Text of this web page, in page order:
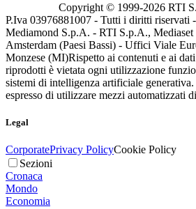
Copyright © 1999-2026 RTI
P.Iva 03976881007 - Tutti i diritti riservati
Mediamond S.p.A. - RTI S.p.A., Mediaset
Amsterdam (Paesi Bassi) - Uffici Viale
Monzese (MI)Rispetto ai contenuti e ai
riprodotti è vietata ogni utilizzazione
sistemi di intelligenza artificiale
espresso di utilizzare mezzi automatizzati
Legal
CorporatePrivacy PolicyCookie Policy
Sezioni
Cronaca
Mondo
Economia